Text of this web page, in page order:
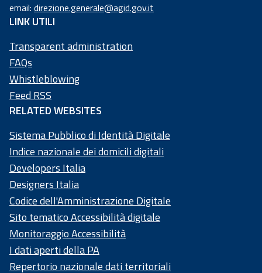
97
73
50
20
58
4
email: direzione.generale@agid.gov.it
LINK UTILI
Transparent administration
FAQs
Whistleblowing
Feed RSS
RELATED WEBSITES
Sistema Pubblico di Identità Digitale
Indice nazionale dei domicili digitali
Developers Italia
Designers Italia
Codice dell'Amministrazione Digitale
Sito tematico Accessibilità digitale
Monitoraggio Accessibilità
I dati aperti della PA
Repertorio nazionale dati territoriali